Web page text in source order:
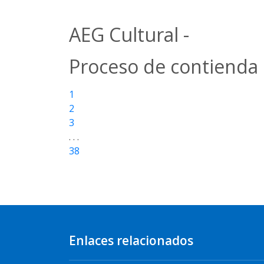
AEG Cultural -
Proceso de contienda
1
2
3
. . .
38
Enlaces relacionados